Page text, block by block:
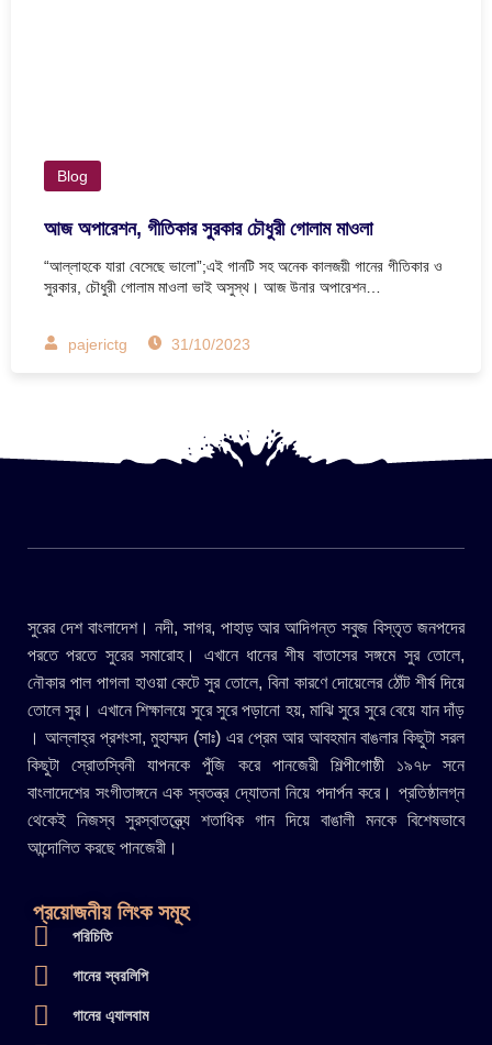
Blog
আজ অপারেশন, গীতিকার সুরকার চৌধুরী গোলাম মাওলা
“আল্লাহকে যারা বেসেছে ভালো”;এই গানটি সহ অনেক কালজয়ী গানের গীতিকার ও
সুরকার, চৌধুরী গোলাম মাওলা ভাই অসুস্থ। আজ উনার অপারেশন…
pajerictg 31/10/2023
সুরের দেশ বাংলাদেশ। নদী, সাগর, পাহাড় আর আদিগন্ত সবুজ বিস্তৃত জনপদের
পরতে পরতে সুরের সমারোহ। এখানে ধানের শীষ বাতাসের সঙ্গমে সুর তোলে,
নৌকার পাল পাগলা হাওয়া কেটে সুর তোলে, বিনা কারণে দোয়েলের ঠোঁট শীর্ষ দিয়ে
তোলে সুর। এখানে শিক্ষালয়ে সুরে সুরে পড়ানো হয়, মাঝি সুরে সুরে বেয়ে যান দাঁড়
। আল্লাহ্র প্রশংসা, মুহাম্মদ (সাঃ) এর প্রেম আর আবহমান বাঙলার কিছুটা সরল
কিছুটা স্রোতস্বিনী যাপনকে পুঁজি করে পানজেরী শিল্পীগোষ্ঠী ১৯৭৮ সনে
বাংলাদেশের সংগীতাঙ্গনে এক স্বতন্ত্র দ্যোতনা নিয়ে পদার্পন করে। প্রতিষ্ঠালগ্ন
থেকেই নিজস্ব সুরস্বাতন্ত্র্যে শতাধিক গান দিয়ে বাঙালী মনকে বিশেষভাবে
আন্দোলিত করছে পানজেরী।
প্রয়োজনীয় লিংক সমূহ
পরিচিতি
গানের স্বরলিপি
গানের এ্যালবাম